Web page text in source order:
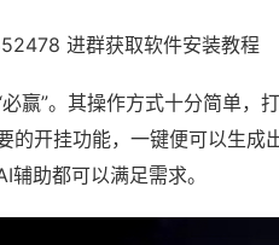
进群获取软件安装教程
赢”。其操作方式十分简单，
的开挂功能，一键便可以生成
助都可以满足需求。